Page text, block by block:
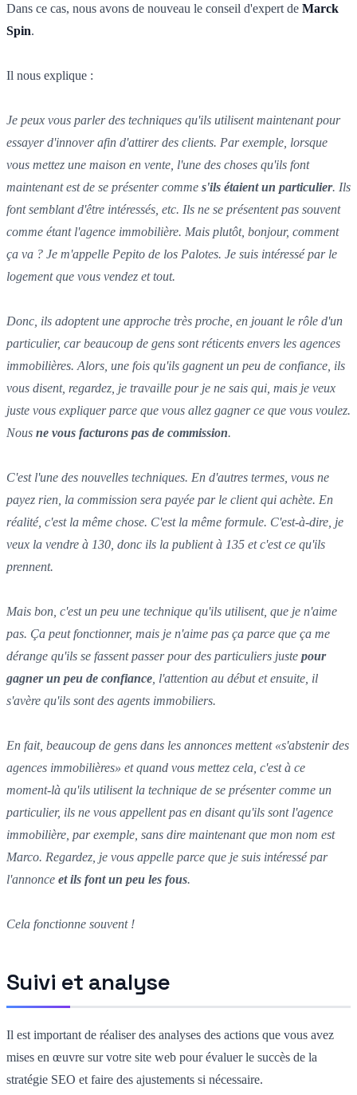
Dans ce cas, nous avons de nouveau le conseil d'expert de Marck
Spin.
Il nous explique :
Je peux vous parler des techniques qu'ils utilisent maintenant pour
essayer d'innover afin d'attirer des clients. Par exemple, lorsque
vous mettez une maison en vente, l'une des choses qu'ils font
maintenant est de se présenter comme s'ils étaient un particulier. Ils
font semblant d'être intéressés, etc. Ils ne se présentent pas souvent
comme étant l'agence immobilière. Mais plutôt, bonjour, comment
ça va ? Je m'appelle Pepito de los Palotes. Je suis intéressé par le
logement que vous vendez et tout.
Donc, ils adoptent une approche très proche, en jouant le rôle d'un
particulier, car beaucoup de gens sont réticents envers les agences
immobilières. Alors, une fois qu'ils gagnent un peu de confiance, ils
vous disent, regardez, je travaille pour je ne sais qui, mais je veux
juste vous expliquer parce que vous allez gagner ce que vous voulez.
Nous ne vous facturons pas de commission.
C'est l'une des nouvelles techniques. En d'autres termes, vous ne
payez rien, la commission sera payée par le client qui achète. En
réalité, c'est la même chose. C'est la même formule. C'est-à-dire, je
veux la vendre à 130, donc ils la publient à 135 et c'est ce qu'ils
prennent.
Mais bon, c'est un peu une technique qu'ils utilisent, que je n'aime
pas. Ça peut fonctionner, mais je n'aime pas ça parce que ça me
dérange qu'ils se fassent passer pour des particuliers juste pour
gagner un peu de confiance , l'attention au début et ensuite, il
s'avère qu'ils sont des agents immobiliers.
En fait, beaucoup de gens dans les annonces mettent «s'abstenir des
agences immobilières» et quand vous mettez cela, c'est à ce
moment-là qu'ils utilisent la technique de se présenter comme un
particulier, ils ne vous appellent pas en disant qu'ils sont l'agence
immobilière, par exemple, sans dire maintenant que mon nom est
Marco. Regardez, je vous appelle parce que je suis intéressé par
l'annonce et ils font un peu les fous.
Cela fonctionne souvent !
Suivi et analyse
Il est important de réaliser des analyses des actions que vous avez
mises en œuvre sur votre site web pour évaluer le succès de la
stratégie SEO et faire des ajustements si nécessaire.